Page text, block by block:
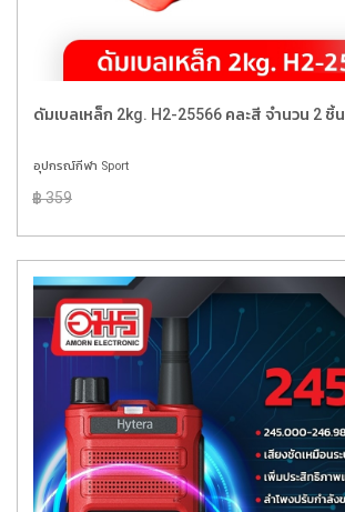
ดัมเบลเหล็ก 2kg. H2-25566 คละสี จำนวน 2 ชิ้น
อุปกรณ์กีฬา Sport
฿ 359